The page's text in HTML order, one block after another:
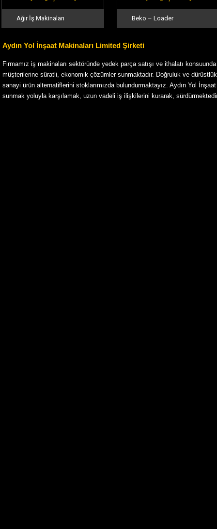
Ağır İş Makinaları Beko – Loader
Aydın Yol İnşaat Makinaları Limited Şirketi
Firmamız iş makinaları sektöründe yedek parça satışı ve ithalatı
müşterilerine süratli, ekonomik çözümler sunmaktadır. Doğruluk ve
sanayi ürün alternatiflerini stoklarımızda bulundurmaktayız. Aydın Yol
sunmak yoluyla karşılamak, uzun vadeli iş ilişkilerini kurarak,